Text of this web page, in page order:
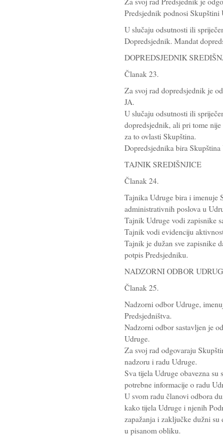
Predsjednik podnosi Skupštini
U slučaju odsutnosti ili
Dopredsjednik. Mandat
DOPREDSJEDNIK
Članak 23.
Za svoj rad dopredsjednik je
JA.
U slučaju odsutnosti ili
dopredsjednik, ali pri tome
za to ovlasti Skupština.
Dopredsjednika bira
TAJNIK SREDIŠNJICE
Članak 24.
Tajnika Udruge bira i imenuje
administrativnih poslova u
Tajnik Udruge vodi zapisnike
Tajnik vodi evidenciju
Tajnik je dužan sve zapisnike
potpis Predsjedniku.
NADZORNI ODBOR
Članak 25.
Nadzorni odbor Udruge,
Predsjedništva.
Nadzorni odbor sastavljen je
Udruge.
Za svoj rad odgovaraju
nadzoru i radu Udruge.
Sva tijela Udruge obavezna
potrebne informacije o radu
U svom radu članovi odbora
kako tijela Udruge i njenih
zapažanja i zaključke dužni
u pisanom obliku.